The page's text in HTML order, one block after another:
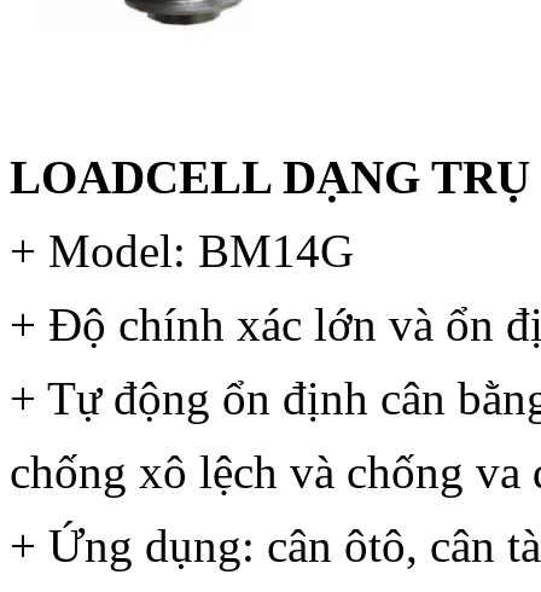
LOADCELL DẠNG
+ Model: BM14G
+ Độ chính xác lớn và ổn
+ Tự động ổn định cân
chống xô lệch và chống va
+ Ứng dụng: cân ôtô, cân